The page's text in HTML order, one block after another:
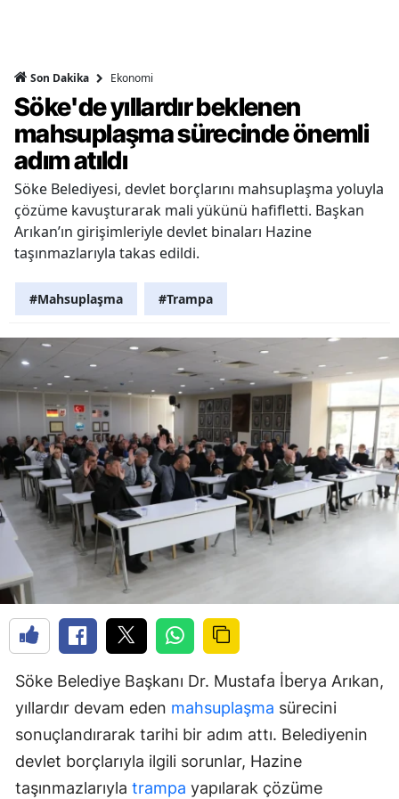
Son Dakika Ekonomi
Söke'de yıllardır beklenen
mahsuplaşma sürecinde önemli
adım atıldı
Söke Belediyesi, devlet borçlarını mahsuplaşma yoluyla
çözüme kavuşturarak mali yükünü hafifletti. Başkan
Arıkan’ın girişimleriyle devlet binaları Hazine
taşınmazlarıyla takas edildi.
#Mahsuplaşma #Trampa
Söke Belediye Başkanı Dr. Mustafa İberya Arıkan,
yıllardır devam eden mahsuplaşma sürecini
sonuçlandırarak tarihi bir adım attı. Belediyenin
devlet borçlarıyla ilgili sorunlar, Hazine
taşınmazlarıyla trampa yapılarak çözüme